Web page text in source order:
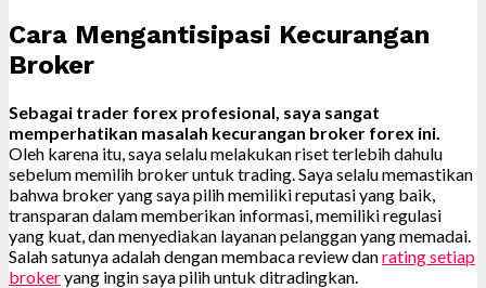
Cara Mengantisipasi Kecurangan
Broker
Sebagai trader forex profesional, saya sangat
memperhatikan masalah kecurangan broker forex ini.
Oleh karena itu, saya selalu melakukan riset terlebih dahulu
sebelum memilih broker untuk trading. Saya selalu memastikan
bahwa broker yang saya pilih memiliki reputasi yang baik,
transparan dalam memberikan informasi, memiliki regulasi
yang kuat, dan menyediakan layanan pelanggan yang memadai.
Salah satunya adalah dengan membaca review danrating setiap
brokeryang ingin saya pilih untuk ditradingkan.